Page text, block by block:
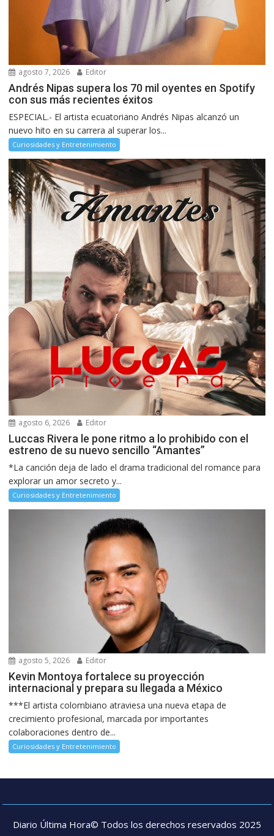
agosto 7, 2026 Editor
Andrés Nipas supera los 70 mil oyentes en Spotify
con sus más recientes éxitos
ESPECIAL.- El artista ecuatoriano Andrés Nipas alcanzó un
nuevo hito en su carrera al superar los...
Curiosidades y Entretenimiento
agosto 6, 2026 Editor
Luccas Rivera le pone ritmo a lo prohibido con el
estreno de su nuevo sencillo “Amantes”
*La canción deja de lado el drama tradicional del romance para
explorar un amor secreto y...
Curiosidades y Entretenimiento
agosto 5, 2026 Editor
Kevin Montoya fortalece su proyección
internacional y prepara su llegada a México
***El artista colombiano atraviesa una nueva etapa de
crecimiento profesional, marcada por importantes
colaboraciones dentro de...
Curiosidades y Entretenimiento
Diario Última Hora© Todos los derechos reservados 2025